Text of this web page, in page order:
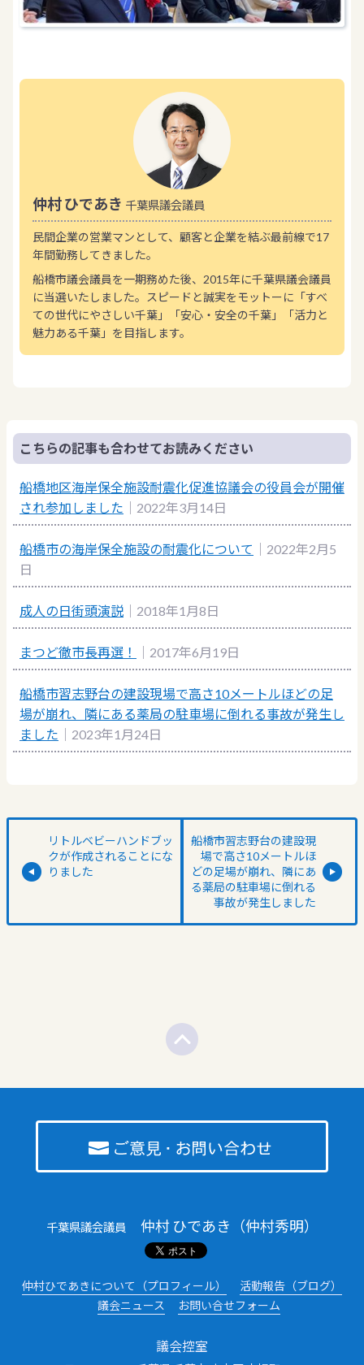
仲村 ひであき 千葉県議会議員
民間企業の営業マンとして、顧客と企業を結ぶ最前線で17
年間勤務してきました。
船橋市議会議員を一期務めた後、2015年に千葉県議会議員
に当選いたしました。スピードと誠実をモットーに「すべ
ての世代にやさしい千葉」「安心・安全の千葉」「活力と
魅力ある千葉」を目指します。
こちらの記事も合わせてお読みください
船橋地区海岸保全施設耐震化促進協議会の役員会が開催
され参加しました ｜2022年3月14日
船橋市の海岸保全施設の耐震化について
｜2022年2月5
日
成人の日街頭演説 ｜2018年1月8日
まつど徹市長再選！ ｜2017年6月19日
船橋市習志野台の建設現場で高さ10メートルほどの足
場が崩れ、隣にある薬局の駐車場に倒れる事故が発生し
ました ｜2023年1月24日
リトルベビーハンドブッ
クが作成されることにな
りました
船橋市習志野台の建設現
場で高さ10メートルほ
どの足場が崩れ、隣にあ
る薬局の駐車場に倒れる
事故が発生しました
千葉県議会議員 仲村 ひであき（仲村秀明）
仲村ひであきについて（プロフィール）
活動報告（ブログ）
議会ニュース
お問い合せフォーム
議会控室